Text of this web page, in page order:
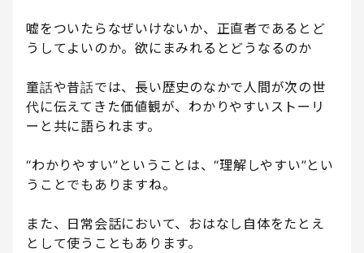
嘘をついたらなぜいけないか、正直者であるとど
うしてよいのか。欲にまみれるとどうなるのか
童話や昔話では、長い歴史のなかで人間が次の世
代に伝えてきた価値観が、わかりやすいストーリ
ーと共に語られます。
“わかりやすい”ということは、“理解しやすい”とい
うことでもありますね。
また、日常会話において、おはなし自体をたとえ
として使うこともあります。